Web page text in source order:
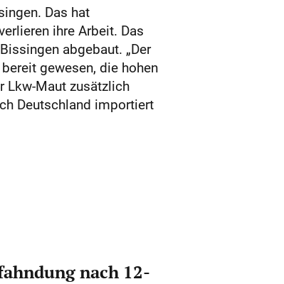
Das hat
ihre Arbeit. Das
abgebaut. „Der
gewesen, die hohen
Lkw-Maut zusätzlich
Deutschland importiert
nach 12-